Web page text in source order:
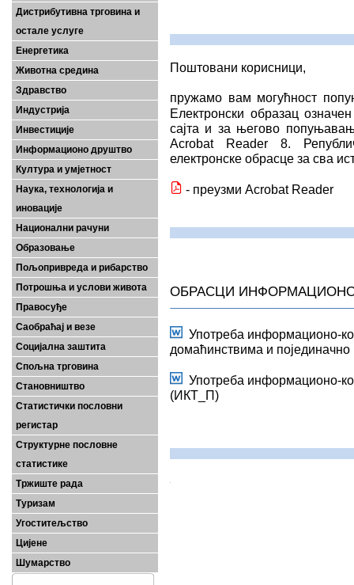
Дистрибутивна трговина и
остале услуге
Енергетика
Животна средина
Здравство
Индустрија
Инвестиције
Информационо друштво
Култура и умјетност
Наука, технологија и
иновације
Национални рачуни
Образовање
Пољопривреда и рибарство
Потрошња и услови живота
Правосуђе
Саобраћај и везе
Социјална заштита
Спољна трговина
Становништво
Статистички пословни
регистар
Структурне пословне
статистике
Тржиште рада
Туризам
Угоститељство
Цијене
Шумарство
Поштовани корисници,
пружамо вам могућност
Електронски образац
сајта и за његово
Acrobat Reader 8.
електронске обрасце за сва
- преузми Acrobat Reader
ОБРАСЦИ
Употреба информационо-
домаћинствима и
Употреба информационо-
(ИКТ_П)